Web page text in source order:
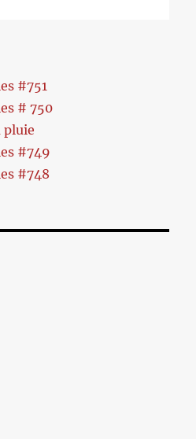
#751
# 750
pluie
#749
#748